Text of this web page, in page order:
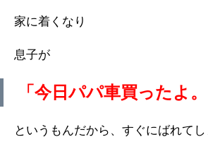
家に着くなり
息子が
「今日パパ車買ったよ。
というもんだから、すぐにばれてし